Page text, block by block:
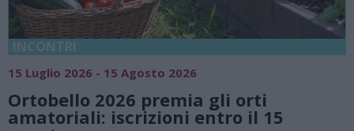
15
18 Luglio 2026 - 15 Agosto 2026
Vivi l’estate a Villa
natura e atmosfere senza
Lago di Lugano